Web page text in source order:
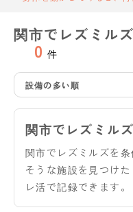
関市でレズミル
0 件
設備の多い順
関市でレズミル
関市でレズミルズを
そうな施設を見つけ
レ活で記録できます。